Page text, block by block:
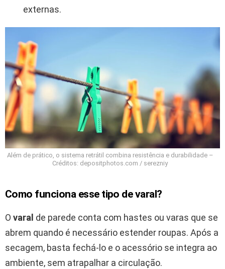
externas.
Além de prático, o sistema retrátil combina resistência e durabilidade –
Créditos: depositphotos.com / serezniy
Como funciona esse tipo devaral ?
O varal de parede conta com hastes ou varas que se
abrem quando é necessário estender roupas. Após a
secagem, basta fechá-lo e o acessório se integra ao
ambiente, sem atrapalhar a circulação.